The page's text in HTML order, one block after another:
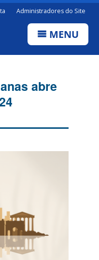
Administradores do Site
MENU
abre